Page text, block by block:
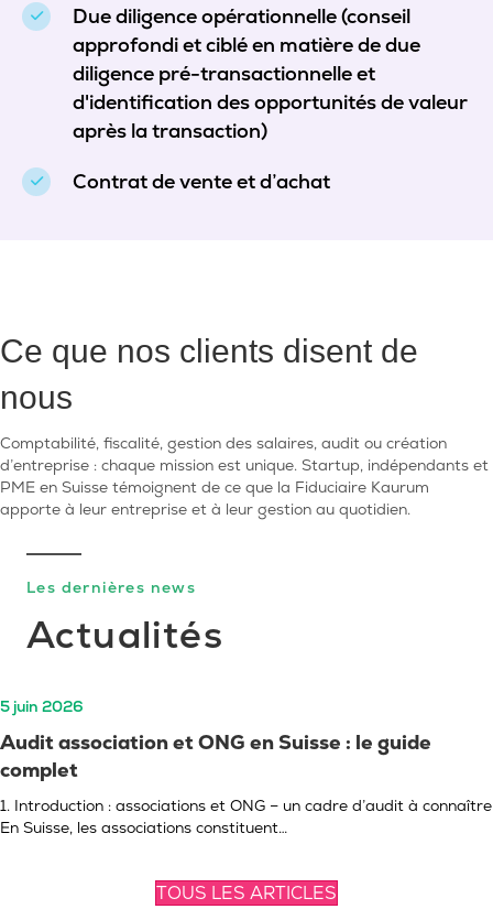
Due diligence opérationnelle (conseil
approfondi et ciblé en matière de due
diligence pré-transactionnelle et
d'identification des opportunités de valeur
après la transaction)
Contrat de vente et d’achat
Ce que nos clients disent de
nous
Comptabilité, fiscalité, gestion des salaires, audit ou création
d’entreprise : chaque mission est unique. Startup, indépendants et
PME en Suisse témoignent de ce que la Fiduciaire Kaurum
apporte à leur entreprise et à leur gestion au quotidien.
Les dernières news
Actualités
5 juin 2026
Audit association et ONG en Suisse : le guide
complet
1. Introduction : associations et ONG – un cadre d’audit à connaître
En Suisse, les associations constituent…
TOUS LES ARTICLES